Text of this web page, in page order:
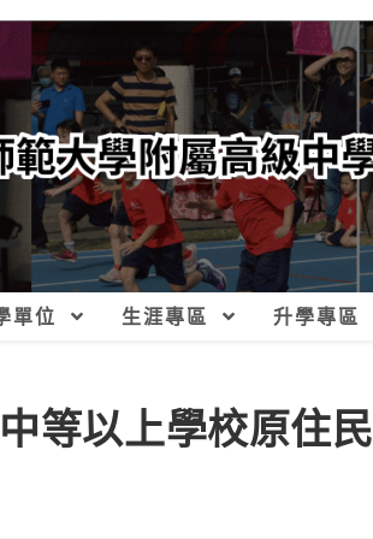
單位 生涯專區 升學專區
等以上學校原住民